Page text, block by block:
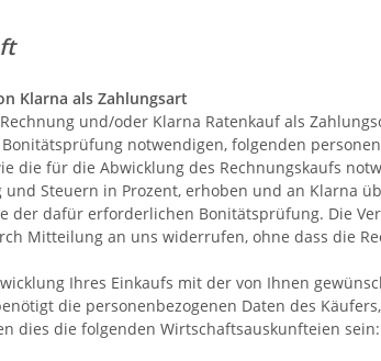
Klarna als Zahlungsart
und/oder Klarna Ratenkauf als
notwendigen, folgenden
die für die Abwicklung des Rechnungskaufs
Steuern in Prozent, erhoben und an Klarna
der dafür erforderlichen Bonitätsprüfung. Die
Mitteilung an uns widerrufen, ohne dass die
Ihres Einkaufs mit der von Ihnen
die personenbezogenen Daten des
dies die folgenden Wirtschaftsauskunfteien sein: